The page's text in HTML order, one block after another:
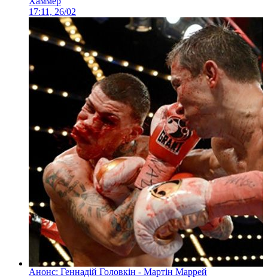
17:11, 26/02
Анонс: Геннадій Головкін - Мартін Маррей